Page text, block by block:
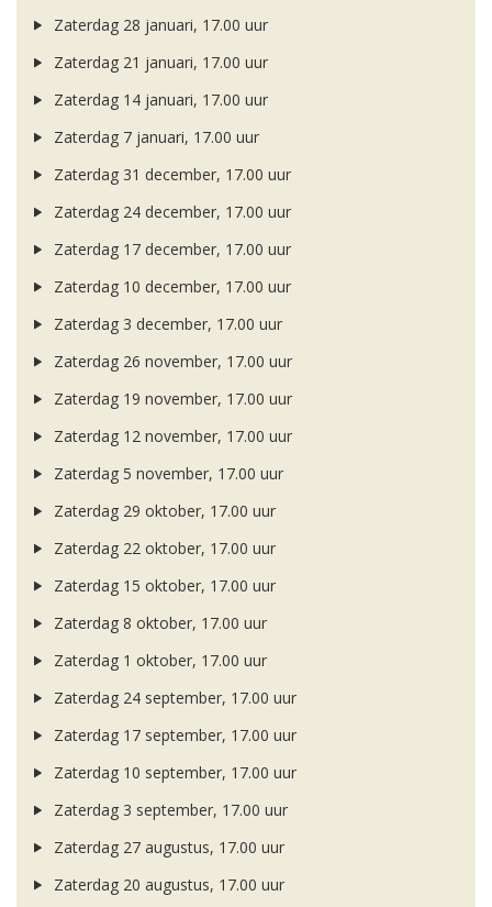
Zaterdag 28 januari, 17.00 uur
Zaterdag 21 januari, 17.00 uur
Zaterdag 14 januari, 17.00 uur
Zaterdag 7 januari, 17.00 uur
Zaterdag 31 december, 17.00 uur
Zaterdag 24 december, 17.00 uur
Zaterdag 17 december, 17.00 uur
Zaterdag 10 december, 17.00 uur
Zaterdag 3 december, 17.00 uur
Zaterdag 26 november, 17.00 uur
Zaterdag 19 november, 17.00 uur
Zaterdag 12 november, 17.00 uur
Zaterdag 5 november, 17.00 uur
Zaterdag 29 oktober, 17.00 uur
Zaterdag 22 oktober, 17.00 uur
Zaterdag 15 oktober, 17.00 uur
Zaterdag 8 oktober, 17.00 uur
Zaterdag 1 oktober, 17.00 uur
Zaterdag 24 september, 17.00 uur
Zaterdag 17 september, 17.00 uur
Zaterdag 10 september, 17.00 uur
Zaterdag 3 september, 17.00 uur
Zaterdag 27 augustus, 17.00 uur
Zaterdag 20 augustus, 17.00 uur